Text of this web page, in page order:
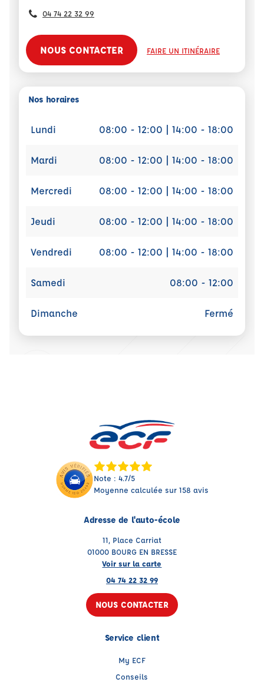
04 74 22 32 99
NOUS CONTACTER FAIRE UN ITINÉRAIRE
Nos horaires
Lundi 08:00 - 12:00 | 14:00 - 18:00
Mardi 08:00 - 12:00 | 14:00 - 18:00
Mercredi 08:00 - 12:00 | 14:00 - 18:00
Jeudi 08:00 - 12:00 | 14:00 - 18:00
Vendredi 08:00 - 12:00 | 14:00 - 18:00
Samedi 08:00 - 12:00
Dimanche Fermé
Note : 4.7/5
Moyenne calculée sur 158 avis
Adresse de l'auto-école
11, Place Carriat
01000 BOURG EN BRESSE
Voir sur la carte
04 74 22 32 99
NOUS CONTACTER
Service client
My ECF
Conseils